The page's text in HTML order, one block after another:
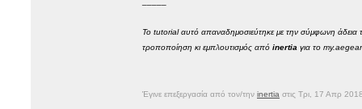
Το tutorial αυτό απαναδημοσιεύτηκε με την σύμφωνη άδεια
τροποποίηση κι εμπλουτισμός από inertia για το
Έγινε επεξεργασία από τον/την inertia στις Τρι, 17 Απρ